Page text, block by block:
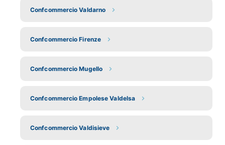
Confcommercio Valdarno
Confcommercio Firenze
Confcommercio Mugello
Confcommercio Empolese Valdelsa
Confcommercio Valdisieve